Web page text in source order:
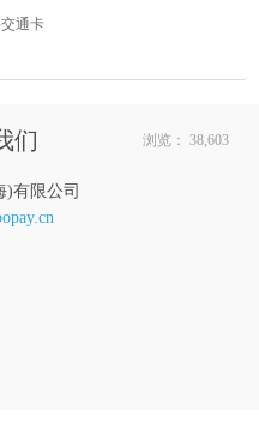
通卡
们 浏览： 38,603
)有限公司